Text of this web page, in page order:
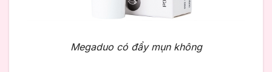
Megaduo có đẩy mụn không